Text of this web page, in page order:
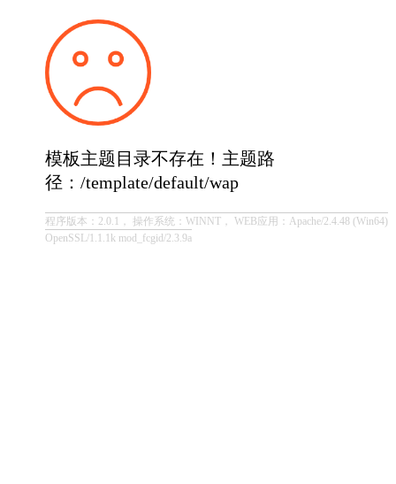
模板主题目录不存在！主题路
径：/template/default/wap
程序版本：2.0.1， 操作系统：WINNT， WEB应用：Apache/2.4.48 (Win64)
OpenSSL/1.1.1k mod_fcgid/2.3.9a